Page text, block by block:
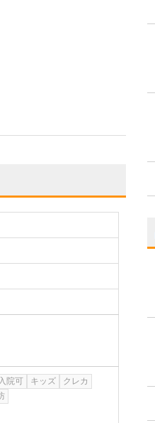
入院可 キッズ
クレカ